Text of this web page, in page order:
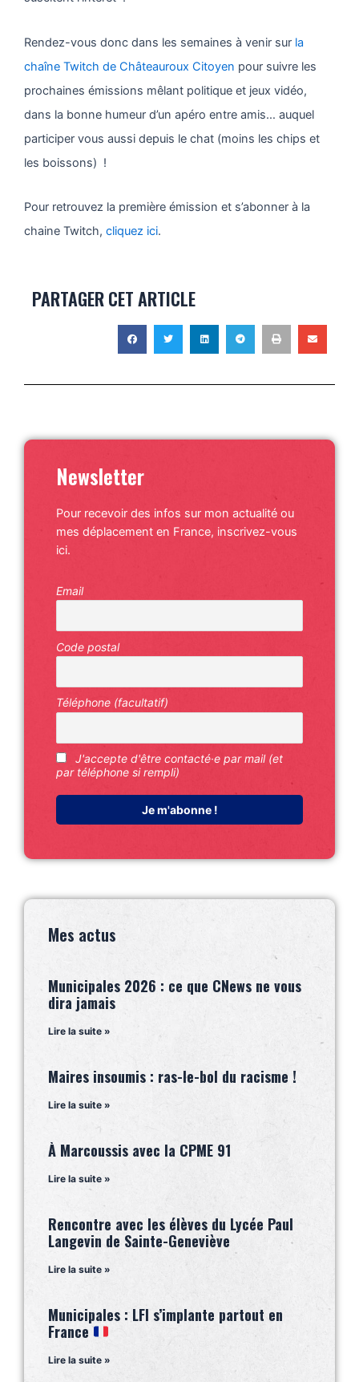
Rendez-vous donc dans les semaines à venir sur la
chaîne Twitch de Châteauroux Citoyen pour suivre les
prochaines émissions mêlant politique et jeux vidéo,
dans la bonne humeur d’un apéro entre amis… auquel
participer vous aussi depuis le chat (moins les chips et
les boissons) !
Pour retrouvez la première émission et s’abonner à la
chaine Twitch, cliquez ici.
PARTAGER CET ARTICLE
Newsletter
Pour recevoir des infos sur mon actualité ou
mes déplacement en France, inscrivez-vous
ici.
Email
Code postal
Téléphone (facultatif)
J'accepte d'être contacté·e par mail (et
par téléphone si rempli)
Mes actus
Municipales 2026 : ce que CNews ne vous
dira jamais
Lire la suite »
Maires insoumis : ras-le-bol du racisme !
Lire la suite »
À Marcoussis avec la CPME 91
Lire la suite »
Rencontre avec les élèves du Lycée Paul
Langevin de Sainte-Geneviève
Lire la suite »
Municipales : LFI s’implante partout en
France
Lire la suite »